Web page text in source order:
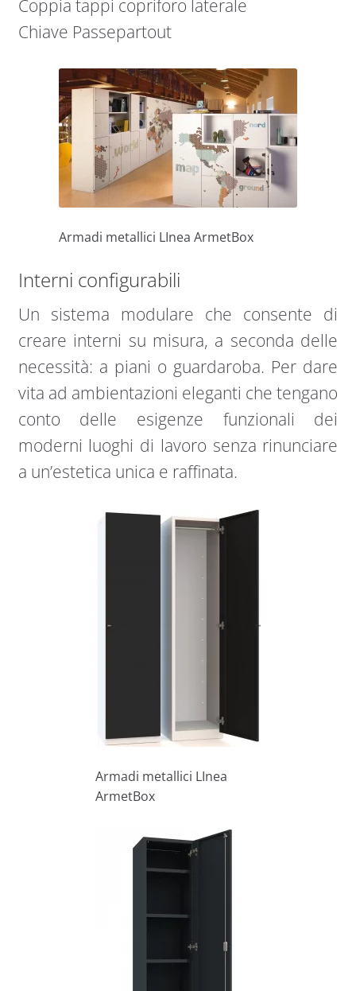
Coppia tappi copriforo laterale
Chiave Passepartout
Armadi metallici LInea ArmetBox
Interni configurabili
Un sistema modulare che consente di
creare interni su misura, a seconda delle
necessità: a piani o guardaroba. Per dare
vita ad ambientazioni eleganti che tengano
conto delle esigenze funzionali dei
moderni luoghi di lavoro senza rinunciare
a un’estetica unica e raffinata.
Armadi metallici LInea
ArmetBox